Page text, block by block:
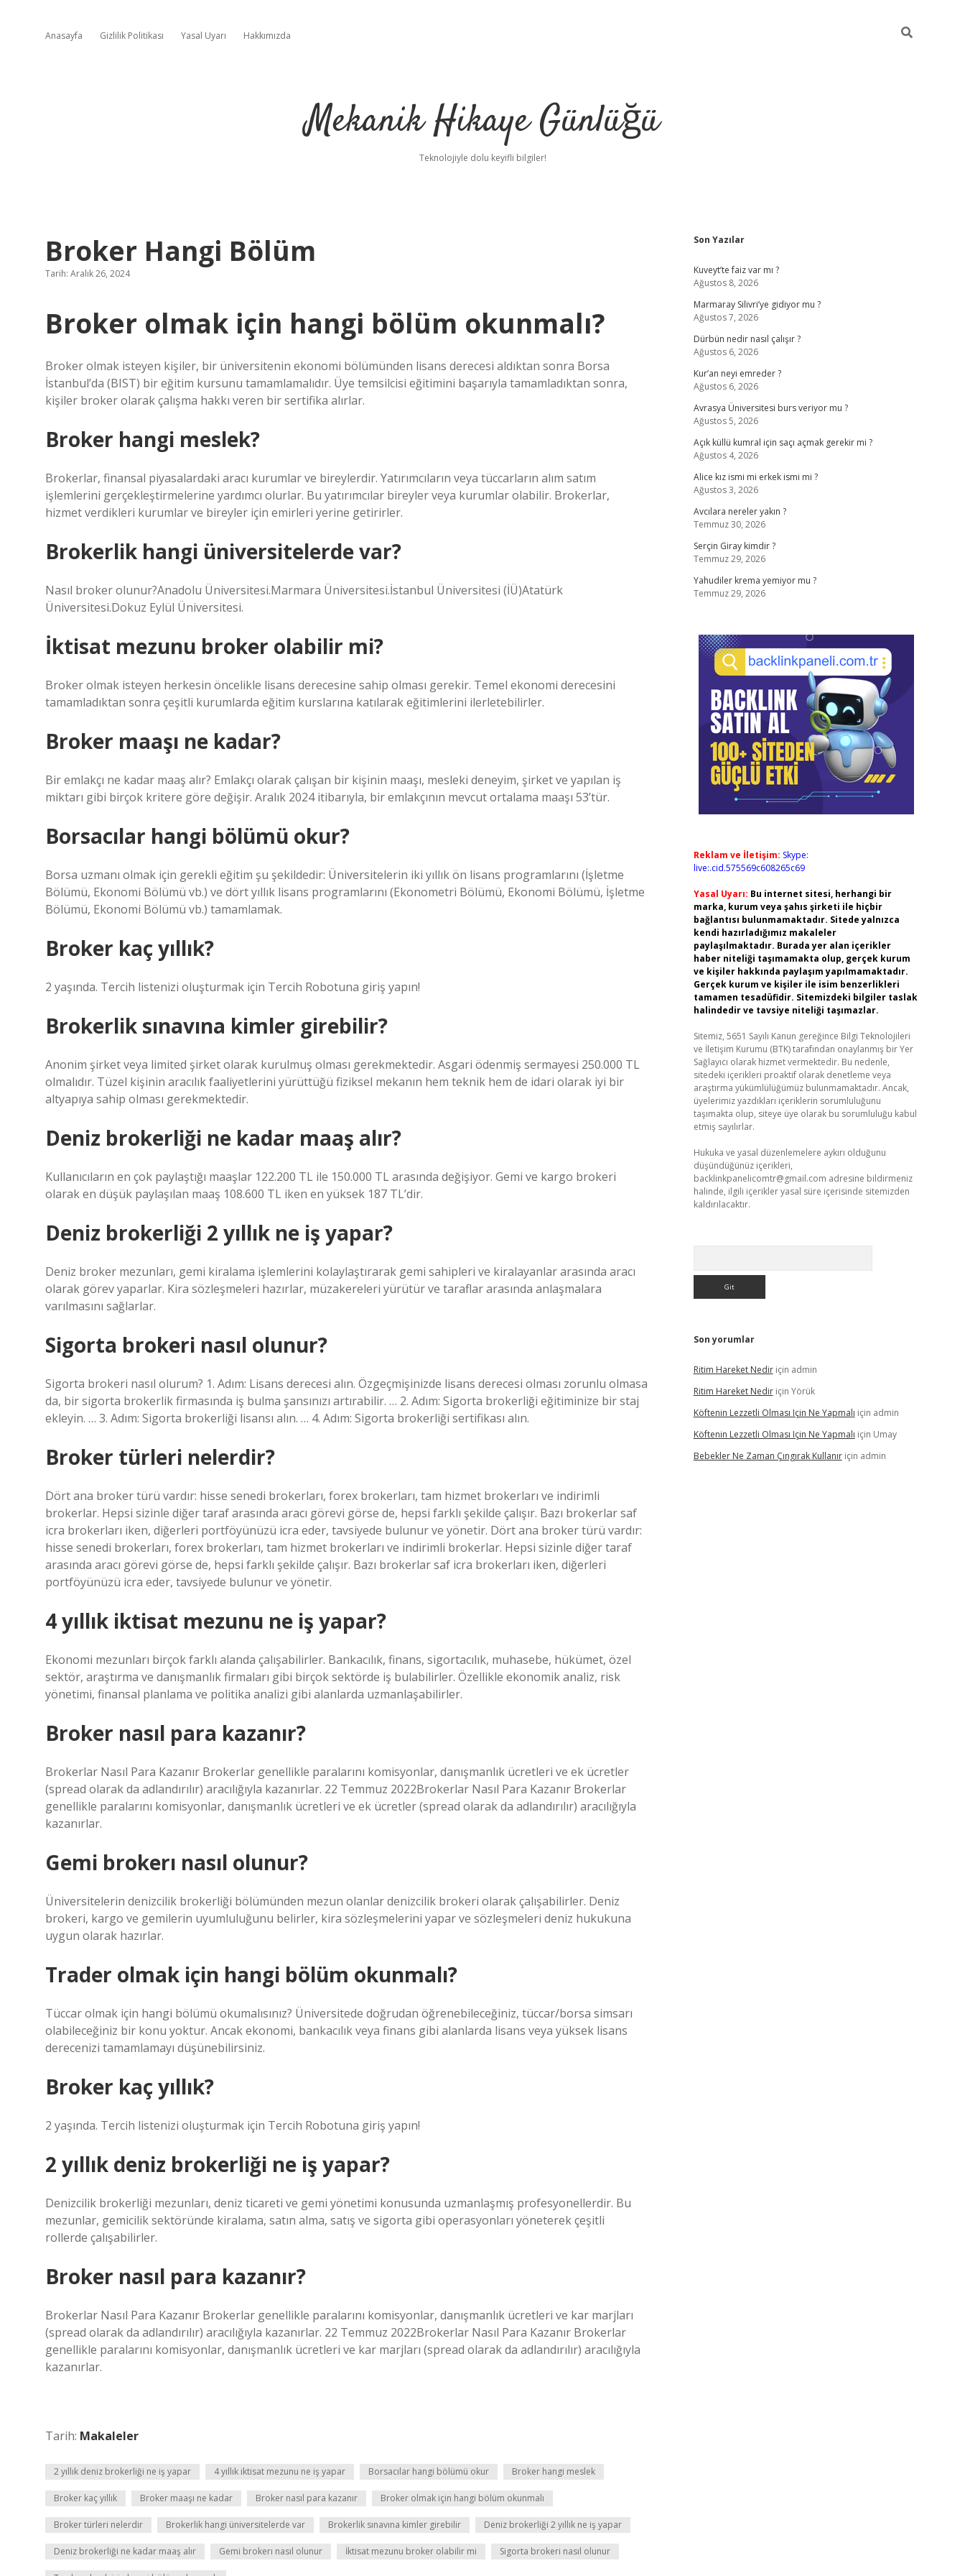
Anasayfa Gizlilik Politikası Yasal Uyarı Hakkımızda
Mekanik Hikaye Günlüğü
Teknolojiyle dolu keyifli bilgiler!
Broker Hangi Bölüm
Tarih: Aralık 26, 2024
Broker olmak için hangi bölüm okunmalı?
Broker olmak isteyen kişiler, bir üniversitenin ekonomi bölümünden lisans derecesi aldıktan sonra Borsa
İstanbul’da (BIST) bir eğitim kursunu tamamlamalıdır. Üye temsilcisi eğitimini başarıyla tamamladıktan sonra,
kişiler broker olarak çalışma hakkı veren bir sertifika alırlar.
Broker hangi meslek?
Brokerlar, finansal piyasalardaki aracı kurumlar ve bireylerdir. Yatırımcıların veya tüccarların alım satım
işlemlerini gerçekleştirmelerine yardımcı olurlar. Bu yatırımcılar bireyler veya kurumlar olabilir. Brokerlar,
hizmet verdikleri kurumlar ve bireyler için emirleri yerine getirirler.
Brokerlik hangi üniversitelerde var?
Nasıl broker olunur?Anadolu Üniversitesi.Marmara Üniversitesi.İstanbul Üniversitesi (İÜ)Atatürk
Üniversitesi.Dokuz Eylül Üniversitesi.
İktisat mezunu broker olabilir mi?
Broker olmak isteyen herkesin öncelikle lisans derecesine sahip olması gerekir. Temel ekonomi derecesini
tamamladıktan sonra çeşitli kurumlarda eğitim kurslarına katılarak eğitimlerini ilerletebilirler.
Broker maaşı ne kadar?
Bir emlakçı ne kadar maaş alır? Emlakçı olarak çalışan bir kişinin maaşı, mesleki deneyim, şirket ve yapılan iş
miktarı gibi birçok kritere göre değişir. Aralık 2024 itibarıyla, bir emlakçının mevcut ortalama maaşı 53’tür.
Borsacılar hangi bölümü okur?
Borsa uzmanı olmak için gerekli eğitim şu şekildedir: Üniversitelerin iki yıllık ön lisans programlarını (İşletme
Bölümü, Ekonomi Bölümü vb.) ve dört yıllık lisans programlarını (Ekonometri Bölümü, Ekonomi Bölümü, İşletme
Bölümü, Ekonomi Bölümü vb.) tamamlamak.
Broker kaç yıllık?
2 yaşında. Tercih listenizi oluşturmak için Tercih Robotuna giriş yapın!
Brokerlik sınavına kimler girebilir?
Anonim şirket veya limited şirket olarak kurulmuş olması gerekmektedir. Asgari ödenmiş sermayesi 250.000 TL
olmalıdır. Tüzel kişinin aracılık faaliyetlerini yürüttüğü fiziksel mekanın hem teknik hem de idari olarak iyi bir
altyapıya sahip olması gerekmektedir.
Deniz brokerliği ne kadar maaş alır?
Kullanıcıların en çok paylaştığı maaşlar 122.200 TL ile 150.000 TL arasında değişiyor. Gemi ve kargo brokeri
olarak en düşük paylaşılan maaş 108.600 TL iken en yüksek 187 TL’dir.
Deniz brokerliği 2 yıllık ne iş yapar?
Deniz broker mezunları, gemi kiralama işlemlerini kolaylaştırarak gemi sahipleri ve kiralayanlar arasında aracı
olarak görev yaparlar. Kira sözleşmeleri hazırlar, müzakereleri yürütür ve taraflar arasında anlaşmalara
varılmasını sağlarlar.
Sigorta brokeri nasıl olunur?
Sigorta brokeri nasıl olurum? 1. Adım: Lisans derecesi alın. Özgeçmişinizde lisans derecesi olması zorunlu olmasa
da, bir sigorta brokerlik firmasında iş bulma şansınızı artırabilir. … 2. Adım: Sigorta brokerliği eğitiminize bir staj
ekleyin. … 3. Adım: Sigorta brokerliği lisansı alın. … 4. Adım: Sigorta brokerliği sertifikası alın.
Broker türleri nelerdir?
Dört ana broker türü vardır: hisse senedi brokerları, forex brokerları, tam hizmet brokerları ve indirimli
brokerlar. Hepsi sizinle diğer taraf arasında aracı görevi görse de, hepsi farklı şekilde çalışır. Bazı brokerlar saf
icra brokerları iken, diğerleri portföyünüzü icra eder, tavsiyede bulunur ve yönetir. Dört ana broker türü vardır:
hisse senedi brokerları, forex brokerları, tam hizmet brokerları ve indirimli brokerlar. Hepsi sizinle diğer taraf
arasında aracı görevi görse de, hepsi farklı şekilde çalışır. Bazı brokerlar saf icra brokerları iken, diğerleri
portföyünüzü icra eder, tavsiyede bulunur ve yönetir.
4 yıllık iktisat mezunu ne iş yapar?
Ekonomi mezunları birçok farklı alanda çalışabilirler. Bankacılık, finans, sigortacılık, muhasebe, hükümet, özel
sektör, araştırma ve danışmanlık firmaları gibi birçok sektörde iş bulabilirler. Özellikle ekonomik analiz, risk
yönetimi, finansal planlama ve politika analizi gibi alanlarda uzmanlaşabilirler.
Broker nasıl para kazanır?
Brokerlar Nasıl Para Kazanır Brokerlar genellikle paralarını komisyonlar, danışmanlık ücretleri ve ek ücretler
(spread olarak da adlandırılır) aracılığıyla kazanırlar. 22 Temmuz 2022Brokerlar Nasıl Para Kazanır Brokerlar
genellikle paralarını komisyonlar, danışmanlık ücretleri ve ek ücretler (spread olarak da adlandırılır) aracılığıyla
kazanırlar.
Gemi brokerı nasıl olunur?
Üniversitelerin denizcilik brokerliği bölümünden mezun olanlar denizcilik brokeri olarak çalışabilirler. Deniz
brokeri, kargo ve gemilerin uyumluluğunu belirler, kira sözleşmelerini yapar ve sözleşmeleri deniz hukukuna
uygun olarak hazırlar.
Trader olmak için hangi bölüm okunmalı?
Tüccar olmak için hangi bölümü okumalısınız? Üniversitede doğrudan öğrenebileceğiniz, tüccar/borsa simsarı
olabileceğiniz bir konu yoktur. Ancak ekonomi, bankacılık veya finans gibi alanlarda lisans veya yüksek lisans
derecenizi tamamlamayı düşünebilirsiniz.
Broker kaç yıllık?
2 yaşında. Tercih listenizi oluşturmak için Tercih Robotuna giriş yapın!
2 yıllık deniz brokerliği ne iş yapar?
Denizcilik brokerliği mezunları, deniz ticareti ve gemi yönetimi konusunda uzmanlaşmış profesyonellerdir. Bu
mezunlar, gemicilik sektöründe kiralama, satın alma, satış ve sigorta gibi operasyonları yöneterek çeşitli
rollerde çalışabilirler.
Broker nasıl para kazanır?
Brokerlar Nasıl Para Kazanır Brokerlar genellikle paralarını komisyonlar, danışmanlık ücretleri ve kar marjları
(spread olarak da adlandırılır) aracılığıyla kazanırlar. 22 Temmuz 2022Brokerlar Nasıl Para Kazanır Brokerlar
genellikle paralarını komisyonlar, danışmanlık ücretleri ve kar marjları (spread olarak da adlandırılır) aracılığıyla
kazanırlar.
Tarih: Makaleler
2 yıllık deniz brokerliği ne iş yapar 4 yıllık iktisat mezunu ne iş yapar Borsacılar hangi bölümü okur Broker hangi meslek
Broker kaç yıllık Broker maaşı ne kadar Broker nasıl para kazanır Broker olmak için hangi bölüm okunmalı
Broker türleri nelerdir Brokerlik hangi üniversitelerde var Brokerlik sınavına kimler girebilir Deniz brokerliği 2 yıllık ne iş yapar
Deniz brokerliği ne kadar maaş alır Gemi brokerı nasıl olunur İktisat mezunu broker olabilir mi Sigorta brokeri nasıl olunur
Sidebar
Son Yazılar
Kuveyt’te faiz var mı ?
Ağustos 8, 2026
Marmaray Silivri’ye gidiyor mu ?
Ağustos 7, 2026
Dürbün nedir nasıl çalışır ?
Ağustos 6, 2026
Kur’an neyi emreder ?
Ağustos 6, 2026
Avrasya Üniversitesi burs veriyor mu ?
Ağustos 5, 2026
Açık küllü kumral için saçı açmak gerekir mi ?
Ağustos 4, 2026
Alice kız ismi mi erkek ismi mi ?
Ağustos 3, 2026
Avcılara nereler yakın ?
Temmuz 30, 2026
Serçin Giray kimdir ?
Temmuz 29, 2026
Yahudiler krema yemiyor mu ?
Temmuz 29, 2026
Reklam ve İletişim: Skype:
live:.cid.575569c608265c69
Yasal Uyarı: Bu internet sitesi, herhangi bir
marka, kurum veya şahıs şirketi ile hiçbir
bağlantısı bulunmamaktadır. Sitede yalnızca
kendi hazırladığımız makaleler
paylaşılmaktadır. Burada yer alan içerikler
haber niteliği taşımamakta olup, gerçek kurum
ve kişiler hakkında paylaşım yapılmamaktadır.
Gerçek kurum ve kişiler ile isim benzerlikleri
tamamen tesadüfidir. Sitemizdeki bilgiler taslak
halindedir ve tavsiye niteliği taşımazlar.
Sitemiz, 5651 Sayılı Kanun gereğince Bilgi Teknolojileri
ve İletişim Kurumu (BTK) tarafından onaylanmış bir Yer
Sağlayıcı olarak hizmet vermektedir. Bu nedenle,
sitedeki içerikleri proaktif olarak denetleme veya
araştırma yükümlülüğümüz bulunmamaktadır. Ancak,
üyelerimiz yazdıkları içeriklerin sorumluluğunu
taşımakta olup, siteye üye olarak bu sorumluluğu kabul
etmiş sayılırlar.
Hukuka ve yasal düzenlemelere aykırı olduğunu
düşündüğünüz içerikleri,
backlinkpanelicomtr@gmail.com adresine bildirmeniz
halinde, ilgili içerikler yasal süre içerisinde sitemizden
kaldırılacaktır.
Son yorumlar
Ritim Hareket Nediriçin admin
Ritim Hareket Nediriçin Yörük
Köftenin Lezzetli Olması Için Ne Yapmalı için admin
Köftenin Lezzetli Olması Için Ne Yapmalı için Umay
Bebekler Ne Zaman Çıngırak Kullanıriçin admin